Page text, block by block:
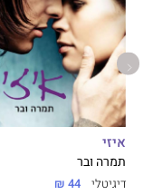
איזי
תמרה ובר
דיגיטלי 44 ₪